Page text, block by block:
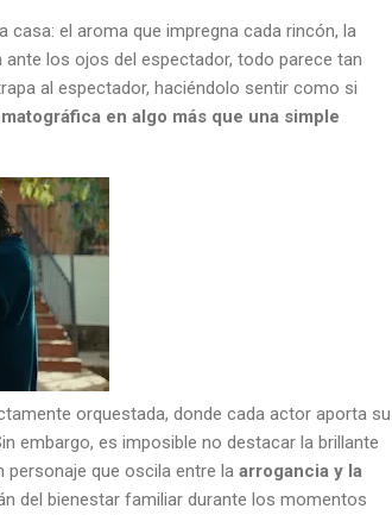
casa: el aroma que impregna cada rincón, la
los ojos del espectador, todo parece tan
al espectador, haciéndolo sentir como si
en algo más que una simple
orquestada, donde cada actor aporta su
embargo, es imposible no destacar la brillante
personaje que oscila entre la arrogancia y la
del bienestar familiar durante los momentos